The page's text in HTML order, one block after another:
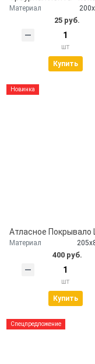
Материал
25 руб.
шт
Купить
Новинка
Материал
400 руб.
шт
Купить
Спецпредложение